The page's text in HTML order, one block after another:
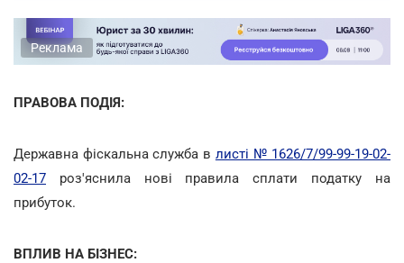
Реклама
ПРАВОВА ПОДІЯ:
Державна фіскальна служба в листі № 1626/7/99-99-19-02-
02-17 роз'яснила нові правила сплати податку на
прибуток.
ВПЛИВ НА БІЗНЕС: